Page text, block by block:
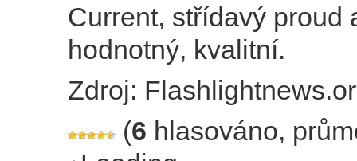
Current, střídavý proud
hodnotný, kvalitní.
Zdroj:
(6 hlasováno,